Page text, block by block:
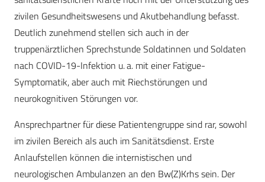
zivilen Gesundheitswesens und Akutbehandlung befasst.
Deutlich zunehmend stellen sich auch in der
truppenärztlichen Sprechstunde Soldatinnen und Soldaten
nach COVID-19-Infektion u. a. mit einer Fatigue-
Symptomatik, aber auch mit Riechstörungen und
neurokognitiven Störungen vor.
Ansprechpartner für diese Patientengruppe sind rar, sowohl
im zivilen Bereich als auch im Sanitätsdienst. Erste
Anlaufstellen können die internistischen und
neurologischen Ambulanzen an den Bw(Z)Krhs sein. Der